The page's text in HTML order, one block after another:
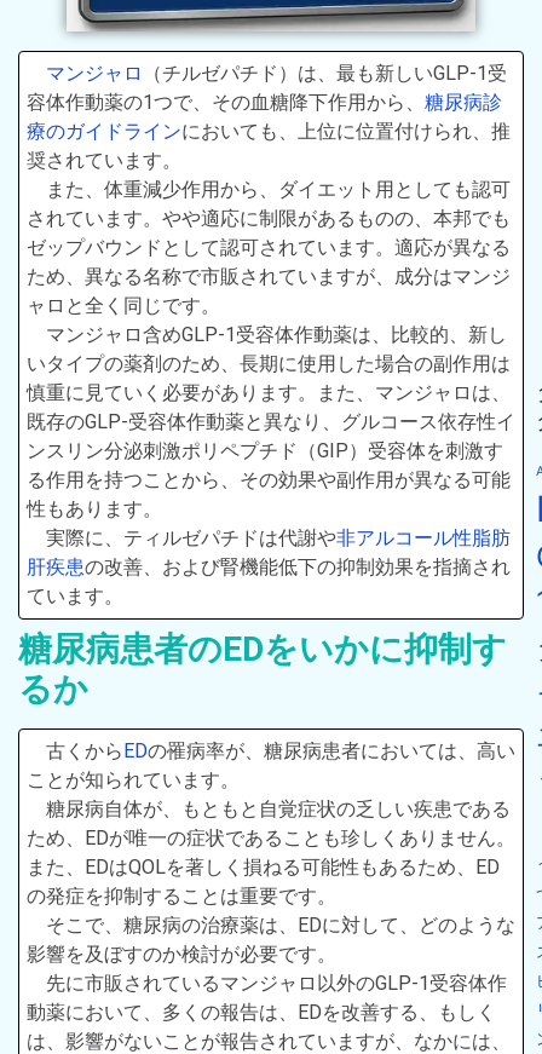
マンジャロ
（チルゼパチド）は、最も新しいGLP-1受
容体作動薬の1つで、その血糖降下作用から、 糖尿病診
療のガイドラインにおいても、上位に位置付けられ、推
奨されています。
また、体重減少作用から、ダイエット用としても認可
されています。やや適応に制限があるものの、本邦でも
ゼップバウンドとして認可されています。適応が異なる
ため、異なる名称で市販されていますが、成分はマンジ
ャロと全く同じです。
マンジャロ含めGLP-1受容体作動薬は、比較的、新し
いタイプの薬剤のため、長期に使用した場合の副作用は
慎重に見ていく必要があります。また、マンジャロは、
既存のGLP-受容体作動薬と異なり、グルコース依存性イ
ンスリン分泌刺激ポリペプチド（GIP）受容体を刺激す
る作用を持つことから、その効果や副作用が異なる可能
性もあります。
実際に、ティルゼパチドは代謝や非アルコール性脂肪
肝疾患の改善、および腎機能低下の抑制効果を指摘され
ています。
糖尿病患者のEDをいかに抑制す
るか
古くからEDの罹病率が、糖尿病患者においては、高い
ことが知られています。
糖尿病自体が、もともと自覚症状の乏しい疾患である
ため、EDが唯一の症状であることも珍しくありません。
また、EDはQOLを著しく損ねる可能性もあるため、ED
の発症を抑制することは重要です。
そこで、糖尿病の治療薬は、EDに対して、どのような
影響を及ぼすのか検討が必要です。
先に市販されているマンジャロ以外のGLP-1受容体作
動薬において、多くの報告は、EDを改善する、もしく
は、影響がないことが報告されていますが、なかには、